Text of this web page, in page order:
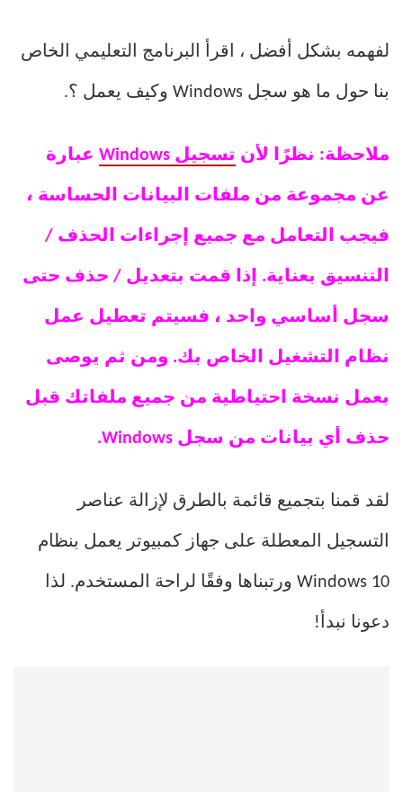
لفهمه بشكل أفضل ، اقرأ البرنامج التعليمي الخاص
بنا حول ما هو سجل Windows وكيف يعمل ؟.
ملاحظة: نظرًا لأن تسجيل Windows عبارة
عن مجموعة من ملفات البيانات الحساسة ،
فيجب التعامل مع جميع إجراءات الحذف /
التنسيق بعناية. إذا قمت بتعديل / حذف حتى
سجل أساسي واحد ، فسيتم تعطيل عمل
نظام التشغيل الخاص بك. ومن ثم يوصى
بعمل نسخة احتياطية من جميع ملفاتك قبل
حذف أي بيانات من سجل Windows.
لقد قمنا بتجميع قائمة بالطرق لإزالة عناصر
التسجيل المعطلة على جهاز كمبيوتر يعمل بنظام
Windows 10 ورتبناها وفقًا لراحة المستخدم. لذا
دعونا نبدأ!